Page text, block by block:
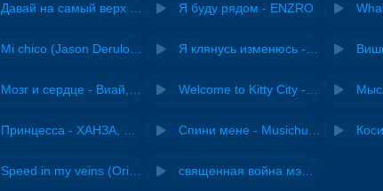
Я буду рядом - ENZRO